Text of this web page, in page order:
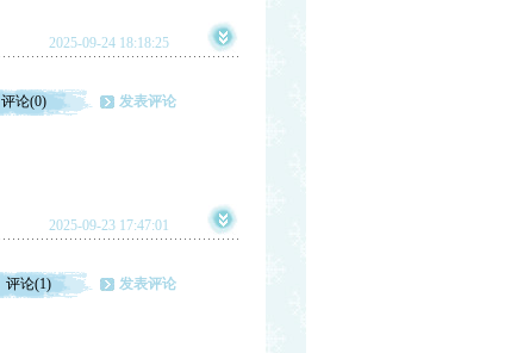
2025-09-24 18:18:25
评论(0) 发表评论
2025-09-23 17:47:01
评论(1) 发表评论